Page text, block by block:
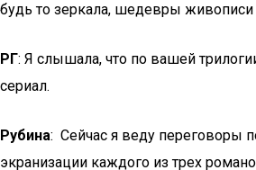
будь то зеркала, шедевры
РГ: Я слышала, что по вашей
сериал.
Рубина: Сейчас я веду переговоры
экранизации каждого из трех